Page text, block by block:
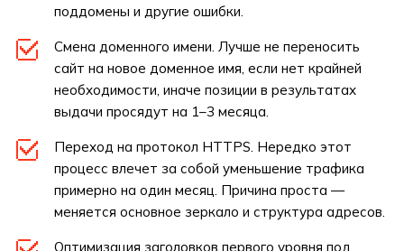
поддомены и другие ошибки.
Смена доменного имени. Лучше не переносить
сайт на новое доменное имя, если нет крайней
необходимости, иначе позиции в результатах
выдачи просядут на 1–3 месяца.
Переход на протокол HTTPS. Нередко этот
процесс влечет за собой уменьшение трафика
примерно на один месяц. Причина проста —
меняется основное зеркало и структура адресов.
Оптимизация заголовков первого уровня под